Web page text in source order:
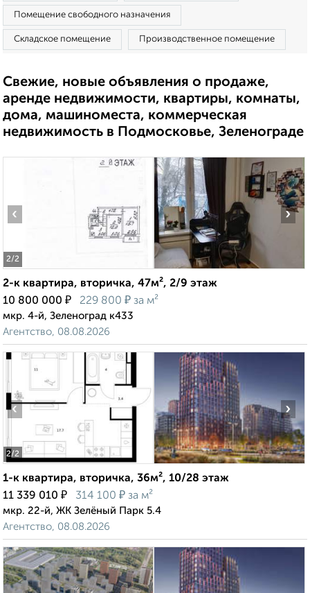
Помещение свободного назначения
Складское помещение Производственное помещение
Свежие, новые объявления о продаже,
аренде недвижимости, квартиры, комнаты,
дома, машиноместа, коммерческая
недвижимость в Подмосковье, Зеленограде
2/2
‹ ›
2-к квартира, вторичка, 47м², 2/9 этаж
10 800 000 ₽ 229 800 ₽ за м²
мкр. 4-й, Зеленоград к433
Агентство, 08.08.2026
2/2
‹ ›
1-к квартира, вторичка, 36м², 10/28 этаж
11 339 010 ₽ 314 100 ₽ за м²
мкр. 22-й, ЖК Зелёный Парк 5.4
Агентство, 08.08.2026